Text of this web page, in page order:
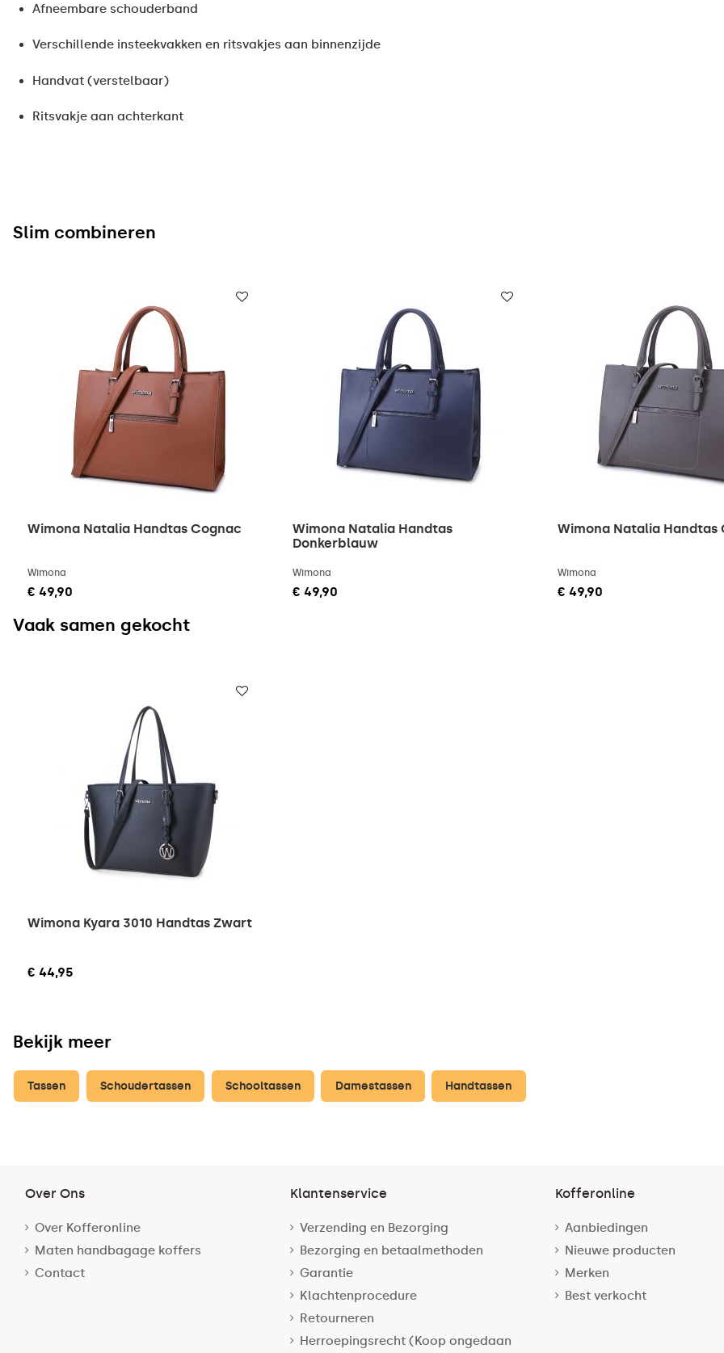
Afneembare schouderband
Verschillende insteekvakken en ritsvakjes aan binnenzijde
Handvat (verstelbaar)
Ritsvakje aan achterkant
Slim combineren
Wimona Natalia Handtas Cognac
Wimona
€ 49,90
Wimona Natalia Handtas
Donkerblauw
Wimona
€ 49,90
Wimona Natalia Handtas
Wimona
€ 49,90
Vaak samen gekocht
Wimona Kyara 3010 Handtas Zwart
€ 44,95
Bekijk meer
Tassen Schoudertassen Schooltassen Damestassen Handtassen
Over Ons
Over Kofferonline
Maten handbagage koffers
Contact
Klantenservice
Verzending en Bezorging
Bezorging en betaalmethoden
Garantie
Klachtenprocedure
Retourneren
Herroepingsrecht (Koop ongedaan
Kofferonline
Aanbiedingen
Nieuwe producten
Merken
Best verkocht